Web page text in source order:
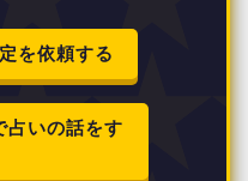
を依頼する
占いの話をす